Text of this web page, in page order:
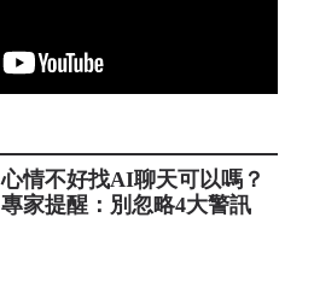
心情不好找AI聊天可以嗎？
專家提醒：別忽略4大警訊